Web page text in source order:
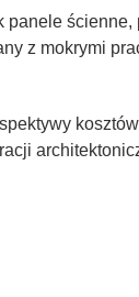
z mokrymi